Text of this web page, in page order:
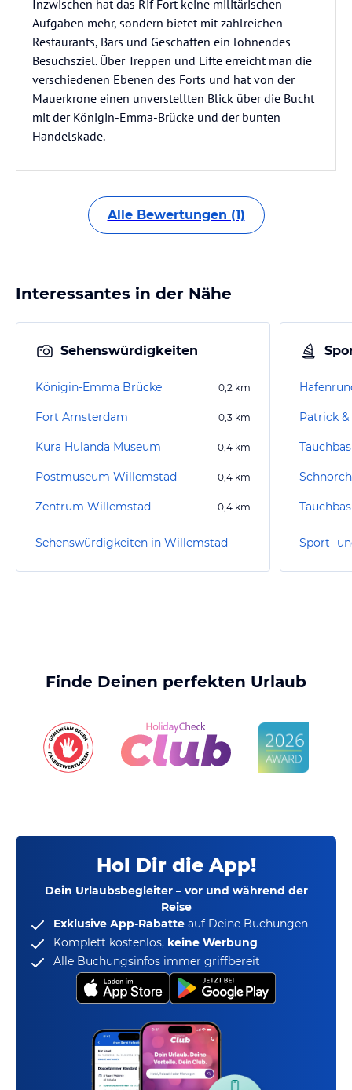
Inzwischen hat das Rif Fort keine militärischen
Aufgaben mehr, sondern bietet mit zahlreichen
Restaurants, Bars und Geschäften ein lohnendes
Besuchsziel. Über Treppen und Lifte erreicht man die
verschiedenen Ebenen des Forts und hat von der
Mauerkrone einen unverstellten Blick über die Bucht
mit der Königin-Emma-Brücke und der bunten
Handelskade.
Alle Bewertungen (1)
Interessantes in der Nähe
Sehenswürdigkeiten
Königin-Emma Brücke 0,2 km
Fort Amsterdam 0,3 km
Kura Hulanda Museum 0,4 km
Postmuseum Willemstad 0,4 km
Zentrum Willemstad 0,4 km
Sehenswürdigkeiten in Willemstad
Patrick &
Finde Deinen perfekten Urlaub
Hol Dir die App!
Dein Urlaubsbegleiter – vor und während der
Reise
Exklusive App-Rabatte auf Deine Buchungen
Komplett kostenlos, keine Werbung
Alle Buchungsinfos immer griffbereit